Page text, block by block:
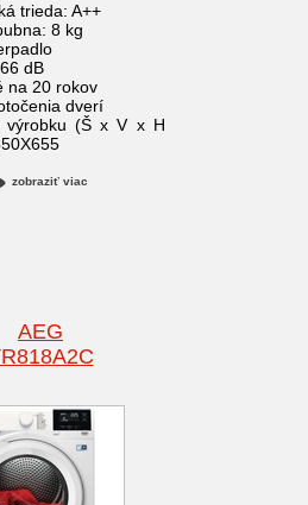
trieda: A++
8 kg
dB
na 20 rokov
dverí
výrobku (Š x V x H
zobraziť viac
AEG